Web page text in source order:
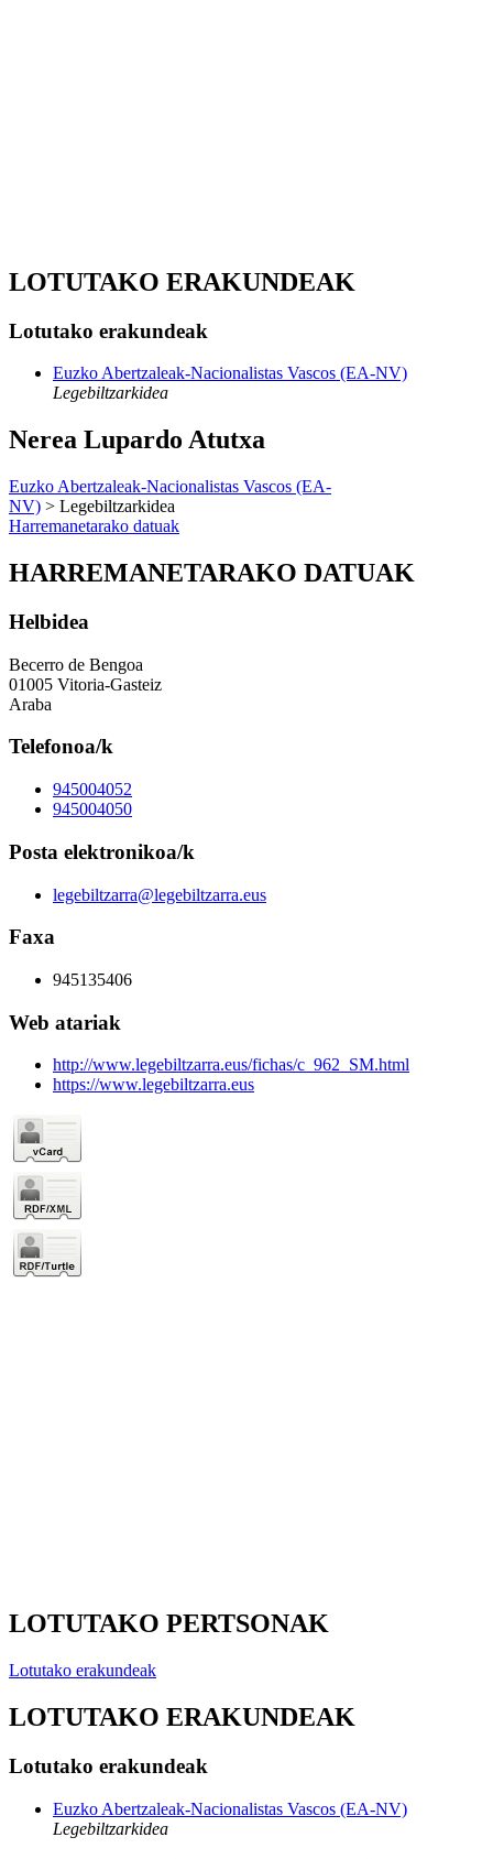
LOTUTAKO ERAKUNDEAK
Lotutako erakundeak
Euzko Abertzaleak-Nacionalistas Vascos (EA-NV)
Legebiltzarkidea
Nerea Lupardo Atutxa
Euzko Abertzaleak-Nacionalistas Vascos (EA-
NV) > Legebiltzarkidea
Harremanetarako datuak
HARREMANETARAKO DATUAK
Helbidea
Becerro de Bengoa
01005 Vitoria-Gasteiz
Araba
Telefonoa/k
945004052
945004050
Posta elektronikoa/k
legebiltzarra@legebiltzarra.eus
Faxa
945135406
Web atariak
http://www.legebiltzarra.eus/fichas/c_962_SM.html
https://www.legebiltzarra.eus
LOTUTAKO PERTSONAK
Lotutako erakundeak
LOTUTAKO ERAKUNDEAK
Lotutako erakundeak
Euzko Abertzaleak-Nacionalistas Vascos (EA-NV)
Legebiltzarkidea